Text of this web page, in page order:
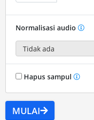
Normalisasi audio
Hapus sampul
MULAI